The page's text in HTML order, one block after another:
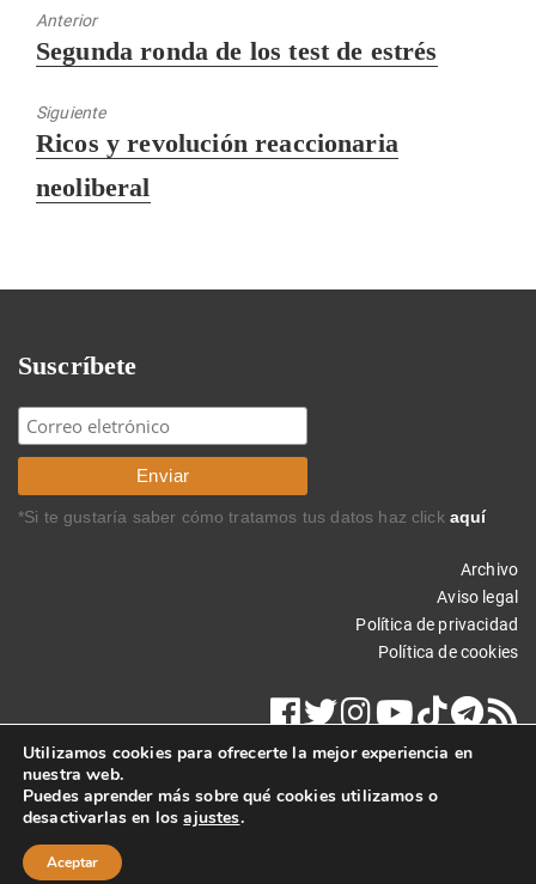
Anterior
Entrada
Segunda ronda de los test de estrés
Siguiente
Entrada
Ricos y revolución reaccionaria
neoliberal
Suscríbete
*Si te gustaría saber cómo tratamos tus datos haz click aquí
Archivo
Aviso legal
Política de privacidad
Política de cookies
Copyright © 2011 Carlos Rodríguez Braun. Todos los derechos
reservados.
Utilizamos cookies para ofrecerte la mejor experiencia en
nuestra web.
Puedes aprender más sobre qué cookies utilizamos o
desactivarlas en losajustes.
Aceptar